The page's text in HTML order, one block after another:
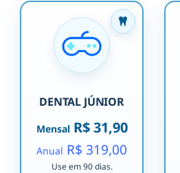
DENTAL JÚNIOR
MensalR$ 31,90
Anual R$ 319,00
Use em 90 dias.